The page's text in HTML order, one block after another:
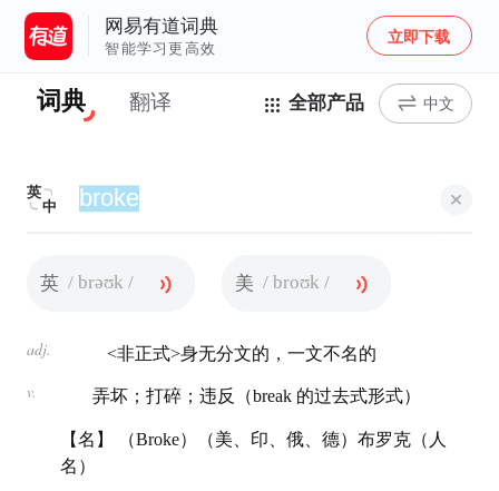
网易有道词典
智能学习更高效
立即下载
词典 翻译 全部产品 中文
英
中
英 / brəʊk / 美 / broʊk /
adj. <非正式>身无分文的，一文不名的
v. 弄坏；打碎；违反（break 的过去式形式）
【名】 （Broke）（美、印、俄、德）布罗克（人
名）